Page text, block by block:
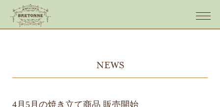
NEWS
4月5月の焼き立て商品 販売開始